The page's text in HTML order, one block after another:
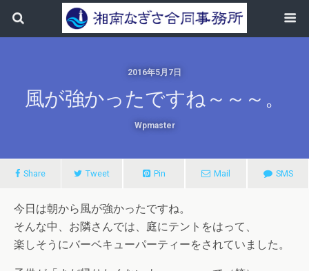
2016年5月7日
風が強かったですね～～～。
Wpmaster
Share Tweet Pin Mail SMS
今日は朝から風が強かったですね。
そんな中、お隣さんでは、庭にテントをはって、
楽しそうにバーベキューパーティーをされていました。